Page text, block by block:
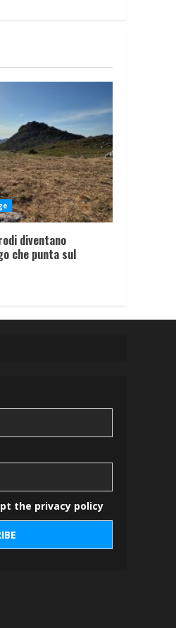
diventano
che punta sul
the privacy policy